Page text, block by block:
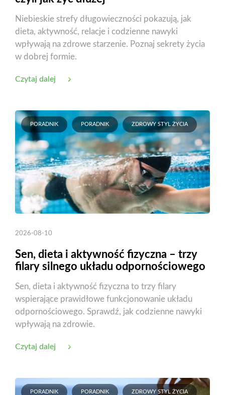
Niebieskie strefy długowieczności pokazują, jak
dieta, aktywność, relacje i codzienne nawyki
wpływają na zdrowe starzenie. Poznaj sekrety życia
w dobrej formie.
Czytaj dalej
PORADNIK PORADNIK ZDROWY STYL ŻYCIA
2026-08-10
Sen, dieta i aktywność fizyczna – trzy
filary silnego układu odpornościowego
Sen, dieta i aktywność fizyczna to trzy filary
wspierające prawidłowe funkcjonowanie układu
odpornościowego. Sprawdź, jak codzienne nawyki
wpływają na zdrowie.
Czytaj dalej
PORADNIK PORADNIK ZDROWY STYL ŻYCIA